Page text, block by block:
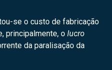
se o custo de fabricação
principalmente, o lucro
da paralisação da